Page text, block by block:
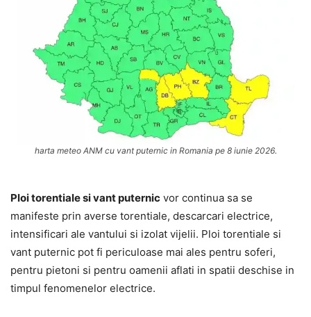
harta meteo ANM cu vant puternic in Romania pe 8 iunie 2026.
Ploi torentiale si vant puternic vor continua sa se
manifeste prin averse torentiale, descarcari electrice,
intensificari ale vantului si izolat vijelii. Ploi torentiale si
vant puternic pot fi periculoase mai ales pentru soferi,
pentru pietoni si pentru oamenii aflati in spatii deschise in
timpul fenomenelor electrice.